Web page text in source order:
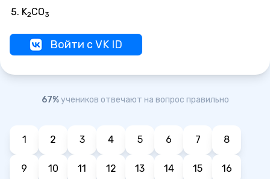
K2CO3
Войти с VK ID
67%учеников отвечают на вопрос правильно
1 2 3 4 5 6 7 8
9 10 11 12 13 14 15 16